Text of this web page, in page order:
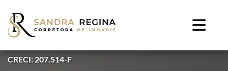
CRECI: 207.514-F